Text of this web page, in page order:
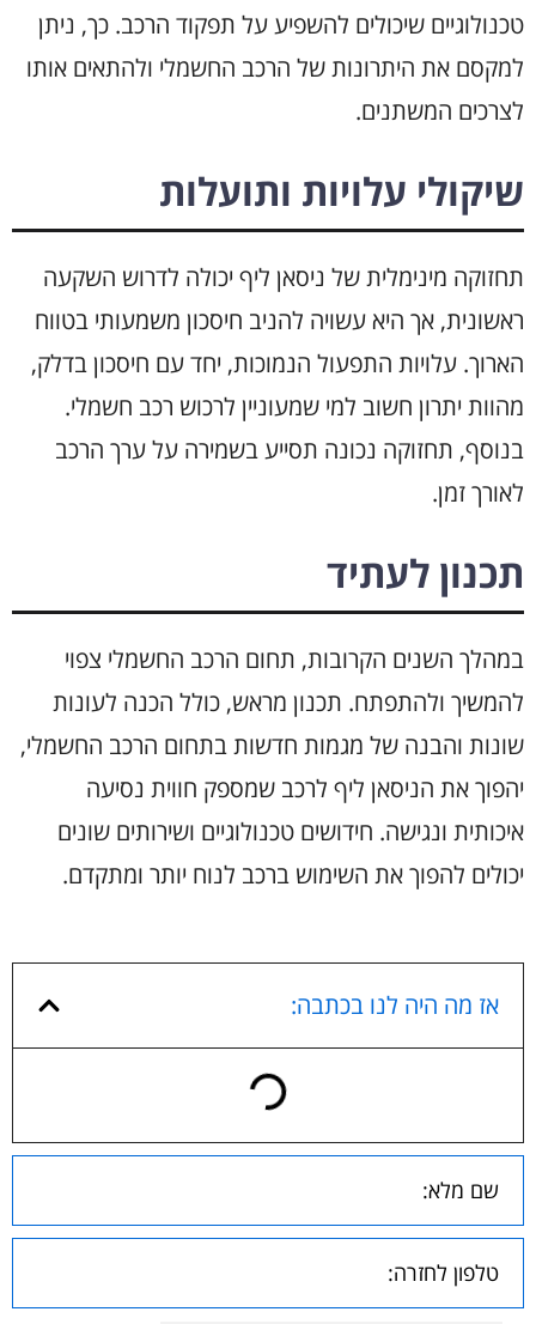
טכנולוגיים שיכולים להשפיע על תפקוד הרכב. כך, ניתן
למקסם את היתרונות של הרכב החשמלי ולהתאים אותו
לצרכים המשתנים.
שיקולי עלויות ותועלות
תחזוקה מינימלית של ניסאן ליף יכולה לדרוש השקעה
ראשונית, אך היא עשויה להניב חיסכון משמעותי בטווח
הארוך. עלויות התפעול הנמוכות, יחד עם חיסכון בדלק,
מהוות יתרון חשוב למי שמעוניין לרכוש רכב חשמלי.
בנוסף, תחזוקה נכונה תסייע בשמירה על ערך הרכב
לאורך זמן.
תכנון לעתיד
במהלך השנים הקרובות, תחום הרכב החשמלי צפוי
להמשיך ולהתפתח. תכנון מראש, כולל הכנה לעונות
שונות והבנה של מגמות חדשות בתחום הרכב החשמלי,
יהפוך את הניסאן ליף לרכב שמספק חווית נסיעה
איכותית ונגישה. חידושים טכנולוגיים ושירותים שונים
יכולים להפוך את השימוש ברכב לנוח יותר ומתקדם.
אז מה היה לנו בכתבה: